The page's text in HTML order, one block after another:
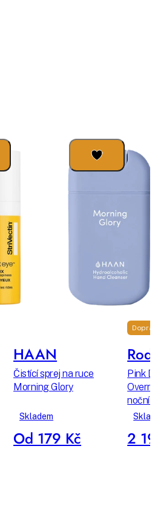
HAAN
Čistící sprej na ruce
Morning Glory
Skladem
Od 179 Kč
Pink
noční
2